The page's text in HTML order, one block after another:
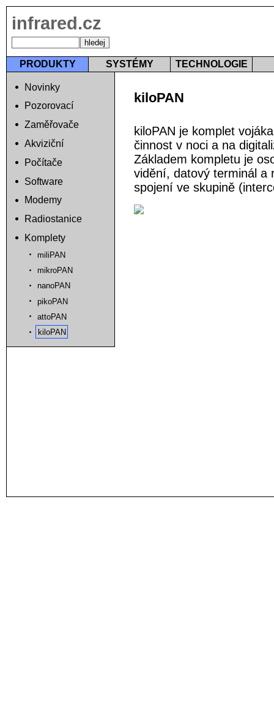
infrared.cz
PRODUKTY SYSTÉMY TECHNOLOGIE
Novinky
Pozorovací
Zaměřovače
Akviziční
Počítače
Software
Modemy
Radiostanice
Komplety
miliPAN
mikroPAN
nanoPAN
pikoPAN
attoPAN
kiloPAN
kiloPAN
kiloPAN je komplet
činnost v noci a na
Základem kompletu je
vidění, datový terminál a
spojení ve skupině